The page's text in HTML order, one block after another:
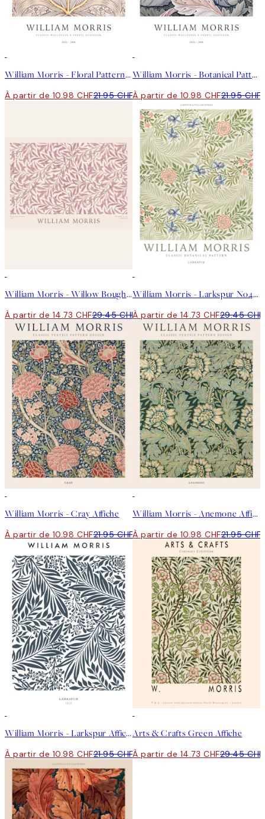
William Morris - Floral Pattern Affiche
À partir de 10.98 CHF21.95 CHF
William Morris - Botanical Pattern Affiche
À partir de 10.98 CHF21.95 CHF
William Morris - Willow Bough Pink Landscape Affiche
À partir de 14.73 CHF29.45 CHF
William Morris - Larkspur No4 Affiche
À partir de 14.73 CHF29.45 CHF
William Morris - Cray Affiche
À partir de 10.98 CHF21.95 CHF
William Morris - Anemone Affiche
À partir de 10.98 CHF21.95 CHF
William Morris - Larkspur Affiche
À partir de 10.98 CHF21.95 CHF
Arts & Crafts Green Affiche
À partir de 14.73 CHF29.45 CHF